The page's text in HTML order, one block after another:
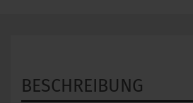
BESCHREIBUNG